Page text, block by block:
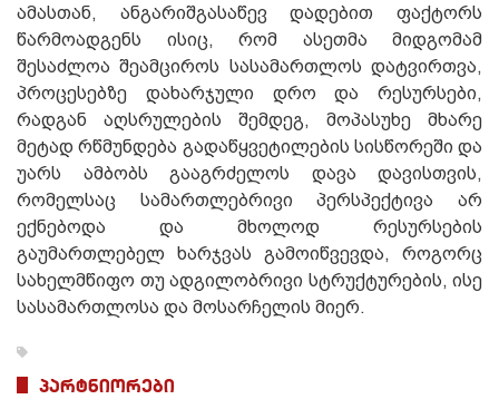
ამასთან, ანგარიშგასაწევ დადებით ფაქტორს
წარმოადგენს ისიც, რომ ასეთმა მიდგომამ
შესაძლოა შეამციროს სასამართლოს დატვირთვა,
პროცესებზე დახარჯული დრო და რესურსები,
რადგან აღსრულების შემდეგ, მოპასუხე მხარე
მეტად რწმუნდება გადაწყვეტილების სისწორეში და
უარს ამბობს გააგრძელოს დავა დავისთვის,
რომელსაც სამართლებრივი პერსპექტივა არ
ექნებოდა და მხოლოდ რესურსების
გაუმართლებელ ხარჯვას გამოიწვევდა, როგორც
სახელმწიფო თუ ადგილობრივი სტრუქტურების, ისე
სასამართლოსა და მოსარჩელის მიერ.
პარტნიორები